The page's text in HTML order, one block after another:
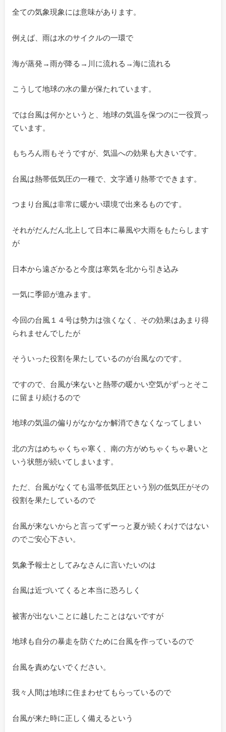
全ての気象現象には意味があります。
例えば、雨は水のサイクルの一環で
海が蒸発→雨が降る→川に流れる→海に流れる
こうして地球の水の量が保たれています。
では台風は何かというと、地球の気温を保つのに一役買っ
ています。
もちろん雨もそうですが、気温への効果も大きいです。
台風は熱帯低気圧の一種で、文字通り熱帯でできます。
つまり台風は非常に暖かい環境で出来るものです。
それがだんだん北上して日本に暴風や大雨をもたらします
が
日本から遠ざかると今度は寒気を北から引き込み
一気に季節が進みます。
今回の台風１４号は勢力は強くなく、その効果はあまり得
られませんでしたが
そういった役割を果たしているのが台風なのです。
ですので、台風が来ないと熱帯の暖かい空気がずっとそこ
に留まり続けるので
地球の気温の偏りがなかなか解消できなくなってしまい
北の方はめちゃくちゃ寒く、南の方がめちゃくちゃ暑いと
いう状態が続いてしまいます。
ただ、台風がなくても温帯低気圧という別の低気圧がその
役割を果たしているので
台風が来ないからと言ってずーっと夏が続くわけではない
のでご安心下さい。
気象予報士としてみなさんに言いたいのは
台風は近づいてくると本当に恐ろしく
被害が出ないことに越したことはないですが
地球も自分の暴走を防ぐために台風を作っているので
台風を責めないでください。
我々人間は地球に住まわせてもらっているので
台風が来た時に正しく備えるという